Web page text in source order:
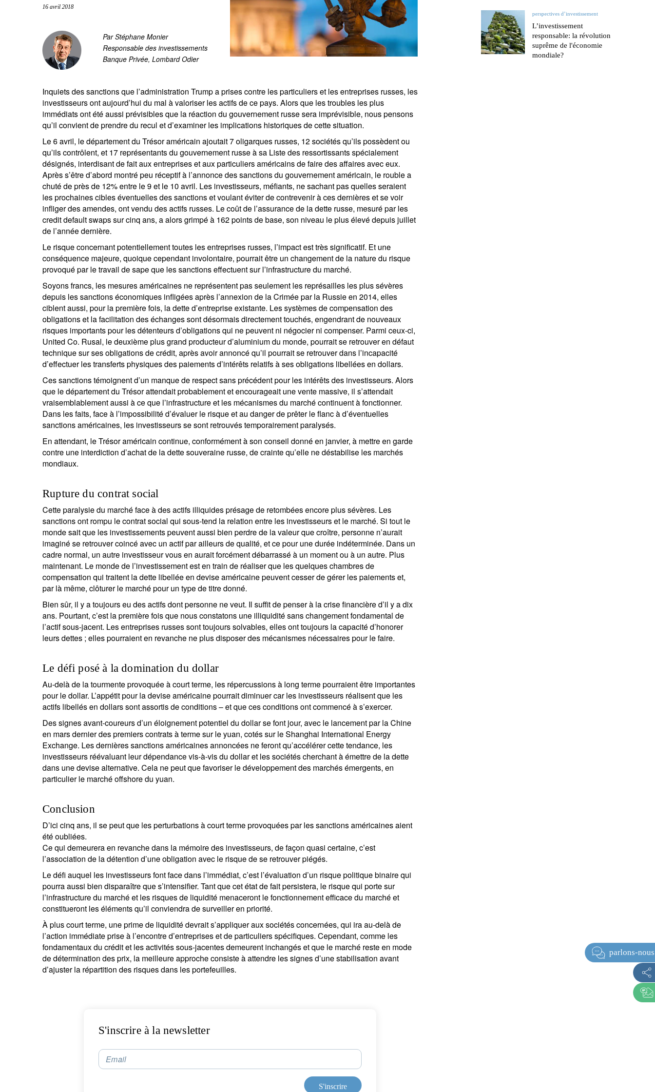
entrepreneurs.16 avril 2018
Par Stéphane Monier
Responsable des investissements
Banque Privée, Lombard Odier
Inquiets des sanctions que l’administration Trump a prises contre les particuliers et les entreprises russes, les
investisseurs ont aujourd’hui du mal à valoriser les actifs de ce pays. Alors que les troubles les plus
immédiats ont été aussi prévisibles que la réaction du gouvernement russe sera imprévisible, nous pensons
qu’il convient de prendre du recul et d’examiner les implications historiques de cette situation.
Le 6 avril, le département du Trésor américain ajoutait 7 oligarques russes, 12 sociétés qu’ils possèdent ou
qu’ils contrôlent, et 17 représentants du gouvernement russe à sa Liste des ressortissants spécialement
désignés, interdisant de fait aux entreprises et aux particuliers américains de faire des affaires avec eux.
Après s’être d’abord montré peu réceptif à l’annonce des sanctions du gouvernement américain, le rouble a
chuté de près de 12% entre le 9 et le 10 avril. Les investisseurs, méfiants, ne sachant pas quelles seraient
les prochaines cibles éventuelles des sanctions et voulant éviter de contrevenir à ces dernières et se voir
infliger des amendes, ont vendu des actifs russes. Le coût de l’assurance de la dette russe, mesuré par les
credit default swaps sur cinq ans, a alors grimpé à 162 points de base, son niveau le plus élevé depuis juillet
de l’année dernière.
Le risque concernant potentiellement toutes les entreprises russes, l’impact est très significatif. Et une
conséquence majeure, quoique cependant involontaire, pourrait être un changement de la nature du risque
provoqué par le travail de sape que les sanctions effectuent sur l’infrastructure du marché.
Soyons francs, les mesures américaines ne représentent pas seulement les représailles les plus sévères
depuis les sanctions économiques infligées après l’annexion de la Crimée par la Russie en 2014, elles
ciblent aussi, pour la première fois, la dette d’entreprise existante. Les systèmes de compensation des
obligations et la facilitation des échanges sont désormais directement touchés, engendrant de nouveaux
risques importants pour les détenteurs d’obligations qui ne peuvent ni négocier ni compenser. Parmi ceux-ci,
United Co. Rusal, le deuxième plus grand producteur d’aluminium du monde, pourrait se retrouver en défaut
technique sur ses obligations de crédit, après avoir annoncé qu’il pourrait se retrouver dans l’incapacité
d’effectuer les transferts physiques des paiements d’intérêts relatifs à ses obligations libellées en dollars.
Ces sanctions témoignent d’un manque de respect sans précédent pour les intérêts des investisseurs. Alors
que le département du Trésor attendait probablement et encourageait une vente massive, il s’attendait
vraisemblablement aussi à ce que l’infrastructure et les mécanismes du marché continuent à fonctionner.
Dans les faits, face à l’impossibilité d’évaluer le risque et au danger de prêter le flanc à d’éventuelles
sanctions américaines, les investisseurs se sont retrouvés temporairement paralysés.
En attendant, le Trésor américain continue, conformément à son conseil donné en janvier, à mettre en garde
contre une interdiction d’achat de la dette souveraine russe, de crainte qu’elle ne déstabilise les marchés
mondiaux.
Rupture du contrat social
Cette paralysie du marché face à des actifs illiquides présage de retombées encore plus sévères. Les
sanctions ont rompu le contrat social qui sous-tend la relation entre les investisseurs et le marché. Si tout le
monde sait que les investissements peuvent aussi bien perdre de la valeur que croître, personne n’aurait
imaginé se retrouver coincé avec un actif par ailleurs de qualité, et ce pour une durée indéterminée. Dans un
cadre normal, un autre investisseur vous en aurait forcément débarrassé à un moment ou à un autre. Plus
maintenant. Le monde de l’investissement est en train de réaliser que les quelques chambres de
compensation qui traitent la dette libellée en devise américaine peuvent cesser de gérer les paiements et,
par là même, clôturer le marché pour un type de titre donné.
Bien sûr, il y a toujours eu des actifs dont personne ne veut. Il suffit de penser à la crise financière d’il y a dix
ans. Pourtant, c’est la première fois que nous constatons une illiquidité sans changement fondamental de
l’actif sous-jacent. Les entreprises russes sont toujours solvables, elles ont toujours la capacité d’honorer
leurs dettes ; elles pourraient en revanche ne plus disposer des mécanismes nécessaires pour le faire.
Le défi posé à la domination du dollar
Au-delà de la tourmente provoquée à court terme, les répercussions à long terme pourraient être importantes
pour le dollar. L’appétit pour la devise américaine pourrait diminuer car les investisseurs réalisent que les
actifs libellés en dollars sont assortis de conditions – et que ces conditions ont commencé à s’exercer.
Des signes avant-coureurs d’un éloignement potentiel du dollar se font jour, avec le lancement par la Chine
en mars dernier des premiers contrats à terme sur le yuan, cotés sur le Shanghai International Energy
Exchange. Les dernières sanctions américaines annoncées ne feront qu’accélérer cette tendance, les
investisseurs réévaluant leur dépendance vis-à-vis du dollar et les sociétés cherchant à émettre de la dette
dans une devise alternative. Cela ne peut que favoriser le développement des marchés émergents, en
particulier le marché offshore du yuan.
Conclusion
D’ici cinq ans, il se peut que les perturbations à court terme provoquées par les sanctions américaines aient
été oubliées.
Ce qui demeurera en revanche dans la mémoire des investisseurs, de façon quasi certaine, c’est
l’association de la détention d’une obligation avec le risque de se retrouver piégés.
Le défi auquel les investisseurs font face dans l’immédiat, c’est l’évaluation d’un risque politique binaire qui
pourra aussi bien disparaître que s’intensifier. Tant que cet état de fait persistera, le risque qui porte sur
l’infrastructure du marché et les risques de liquidité menaceront le fonctionnement efficace du marché et
constitueront les éléments qu’il conviendra de surveiller en priorité.
À plus court terme, une prime de liquidité devrait s’appliquer aux sociétés concernées, qui ira au-delà de
l’action immédiate prise à l’encontre d’entreprises et de particuliers spécifiques. Cependant, comme les
fondamentaux du crédit et les activités sous-jacentes demeurent inchangés et que le marché reste en mode
de détermination des prix, la meilleure approche consiste à attendre les signes d’une stabilisation avant
d’ajuster la répartition des risques dans les portefeuilles.
S'inscrire à la newsletter
Email
S'inscrire
perspectives d’investissement
L’investissement
responsable: la révolution
suprême de l'économie
mondiale?
Select an Option
Title First Name Last Name
Select an Option
Country of residence I'm not an US citizen*
Vos informations seront utilisées conformément à notre